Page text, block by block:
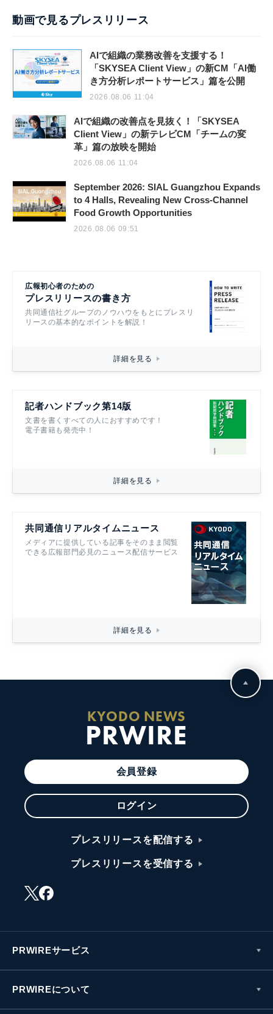
動画で見るプレスリリース
AIで組織の業務改善を支援する！
「SKYSEA Client View」の新CM「AI働
き方分析レポートサービス」篇を公開
2026.08.06 11:04
AIで組織の改善点を見抜く！「SKYSEA
Client View」の新テレビCM「チームの変
革」篇の放映を開始
2026.08.06 11:04
September 2026: SIAL Guangzhou Expands
to 4 Halls, Revealing New Cross-Channel
Food Growth Opportunities
2026.08.06 09:51
広報初心者のための
プレスリリースの書き方
共同通信社グループのノウハウをもとにプレスリ
リースの基本的なポイントを解説！
詳細を見る
記者ハンドブック第14版
文書を書くすべての人におすすめです！
電子書籍も発売中！
詳細を見る
共同通信リアルタイムニュース
メディアに提供している記事をそのまま閲覧
できる広報部門必見のニュース配信サービス
詳細を見る
KYODO NEWS
PRWIRE
会員登録
ログイン
プレスリリースを配信する
プレスリリースを受信する
PRWIREサービス
PRWIREについて